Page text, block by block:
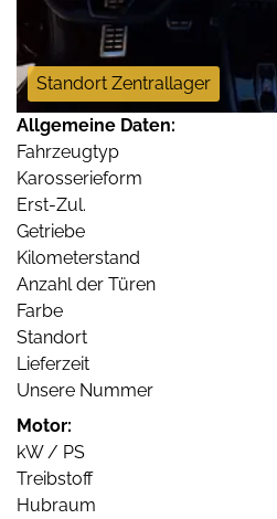
Standort Zentrallager
Allgemeine Daten:
Fahrzeugtyp
Karosserieform
Erst-Zul.
Getriebe
Kilometerstand
Anzahl der Türen
Farbe
Standort
Lieferzeit
Unsere Nummer
Motor:
kW / PS
Treibstoff
Hubraum